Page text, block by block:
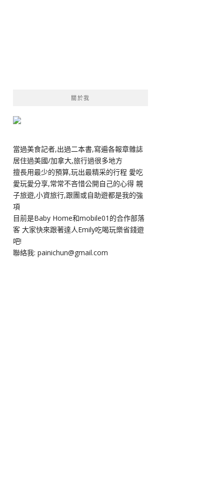
關於我
當過美食記者,出過二本書,寫遍各報章雜誌
居住過美國/加拿大,旅行過很多地方
擅長用最少的預算,玩出最精采的行程 愛吃
愛玩愛分享,常常不吝惜公開自己的心得 親
子旅遊,小資旅行,跟團或自助遊都是我的強
項
目前是Baby Home和mobile01的合作部落
客 大家快來跟著達人Emily吃喝玩樂省錢遊
吧!
聯絡我: painichun@gmail.com